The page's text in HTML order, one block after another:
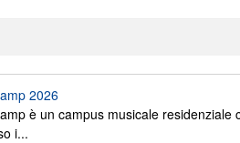
2026
è un campus musicale residenziale
i...